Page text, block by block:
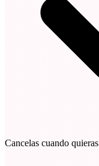
Cancelas cuando quieras